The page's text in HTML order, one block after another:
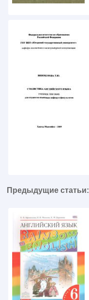
Предыдущие статьи: